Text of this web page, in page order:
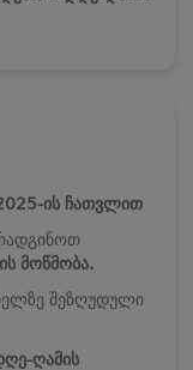
ის ჩათვლით
მოწმობა.
შეზღუდული
ღამის